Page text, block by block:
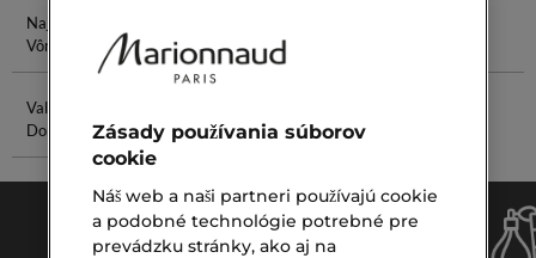
Najkrajšie
Vône
Valentino
Donna
Balzam
Zásady používania súborov
cookie
Náš web a naši partneri používajú cookie
a podobné technológie potrebné pre
prevádzku stránky, ako aj na